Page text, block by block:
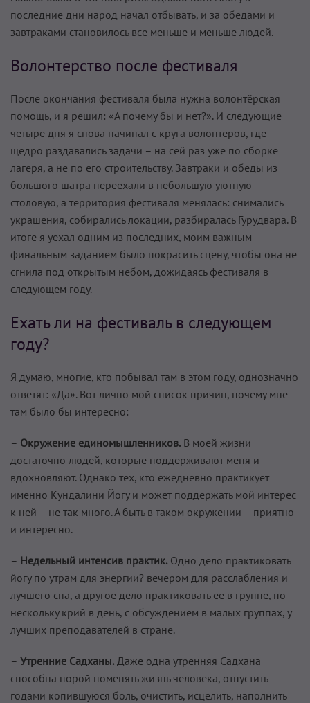
последние дни народ начал отбывать, и за обедами и
завтраками становилось все меньше и меньше людей.
Волонтерство после фестиваля
После окончания фестиваля была нужна волонтёрская
помощь, и я решил: «А почему бы и нет?». И следующие
четыре дня я снова начинал с круга волонтеров, где
щедро раздавались задачи – на сей раз уже по сборке
лагеря, а не по его строительству. Завтраки и обеды из
большого шатра переехали в небольшую уютную
столовую, а территория фестиваля менялась: снимались
украшения, собирались локации, разбиралась Гурудвара. В
итоге я уехал одним из последних, моим важным
финальным заданием было покрасить сцену, чтобы она не
сгнила под открытым небом, дожидаясь фестиваля в
следующем году.
Ехать ли на фестиваль в следующем
году?
Я думаю, многие, кто побывал там в этом году, однозначно
ответят: «Да». Вот лично мой список причин, почему мне
там было бы интересно:
– Окружение единомышленников. В моей жизни
достаточно людей, которые поддерживают меня и
вдохновляют. Однако тех, кто ежедневно практикует
именно Кундалини Йогу и может поддержать мой интерес
к ней – не так много. А быть в таком окружении – приятно
и интересно.
– Недельный интенсив практик. Одно дело практиковать
йогу по утрам для энергии? вечером для расслабления и
лучшего сна, а другое дело практиковать ее в группе, по
нескольку крий в день, с обсуждением в малых группах, у
лучших преподавателей в стране.
– Утренние Садханы. Даже одна утренняя Садхана
способна порой поменять жизнь человека, отпустить
годами копившуюся боль, очистить, исцелить, наполнить